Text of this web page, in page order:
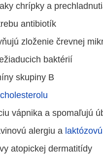
chrípky a
antibiotík
zloženie črevnej
baktérií
skupiny B
cholesterolu
vápnika a spomaľujú
alergiu a
atopickej dermatitídy